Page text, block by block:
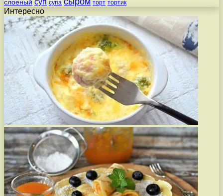
слоеный супа торт тортик
Интересно